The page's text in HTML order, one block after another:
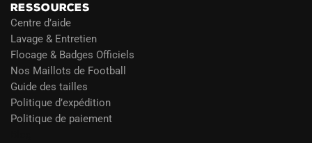
RESSOURCES
Centre d’aide
Lavage & Entretien
Flocage & Badges Officiels
Nos Maillots de Football
Guide des tailles
Politique d’expédition
Politique de paiement